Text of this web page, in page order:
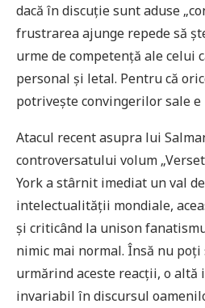
dacă în discuție sunt aduse
frustrarea ajunge repede să
urme de competență ale celui
personal și letal. Pentru că
potrivește convingerilor sale
Atacul recent asupra lui
controversatului volum
York a stârnit imediat un val
intelectualității mondiale,
și criticând la unison
nimic mai normal. Însă nu poți
urmărind aceste reacții, o altă
invariabil în discursul